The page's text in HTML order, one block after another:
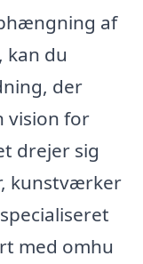
af
kan du
der
vision for
drejer sig
kunstværker
med omhu